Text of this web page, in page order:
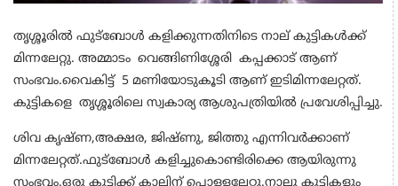
തൃശ്ശൂരിൽ ഫുട്ബോൾ കളിക്കുന്നതിനിടെ നാല് കുട്ടികൾക്ക്
മിന്നലേറ്റു. അമ്മാടം വെങ്ങിണിശ്ശേരി കപ്പക്കാട് ആണ്
സംഭവം.വൈകിട്ട് 5 മണിയോടുകൂടി ആണ് ഇടിമിന്നലേറ്റത്.
കുട്ടികളെ തൃശ്ശൂരിലെ സ്വകാര്യ ആശുപത്രിയിൽ പ്രവേശിപ്പിച്ചു.
ശിവ കൃഷ്ണ,അക്ഷര, ജിഷ്ണു, ജിത്തു എന്നിവർക്കാണ്
മിന്നലേറ്റത്.ഫുട്ബോൾ കളിച്ചുകൊണ്ടിരിക്കെ ആയിരുന്നു
സംഭവം.ഒരു കുട്ടിക്ക് കാലിന് പൊള്ളലേറ്റു.നാലു കുട്ടികളും